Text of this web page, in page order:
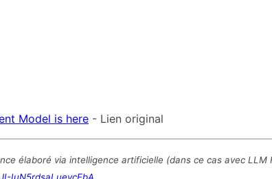
Model is here - Lien original
élaboré via intelligence artificielle (dans ce cas avec LLM
IuN5rdsaLueycEbA